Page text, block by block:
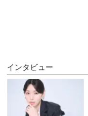
インタビュー